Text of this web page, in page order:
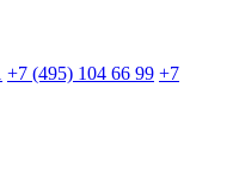
+7 (495) 104 66 99 +7